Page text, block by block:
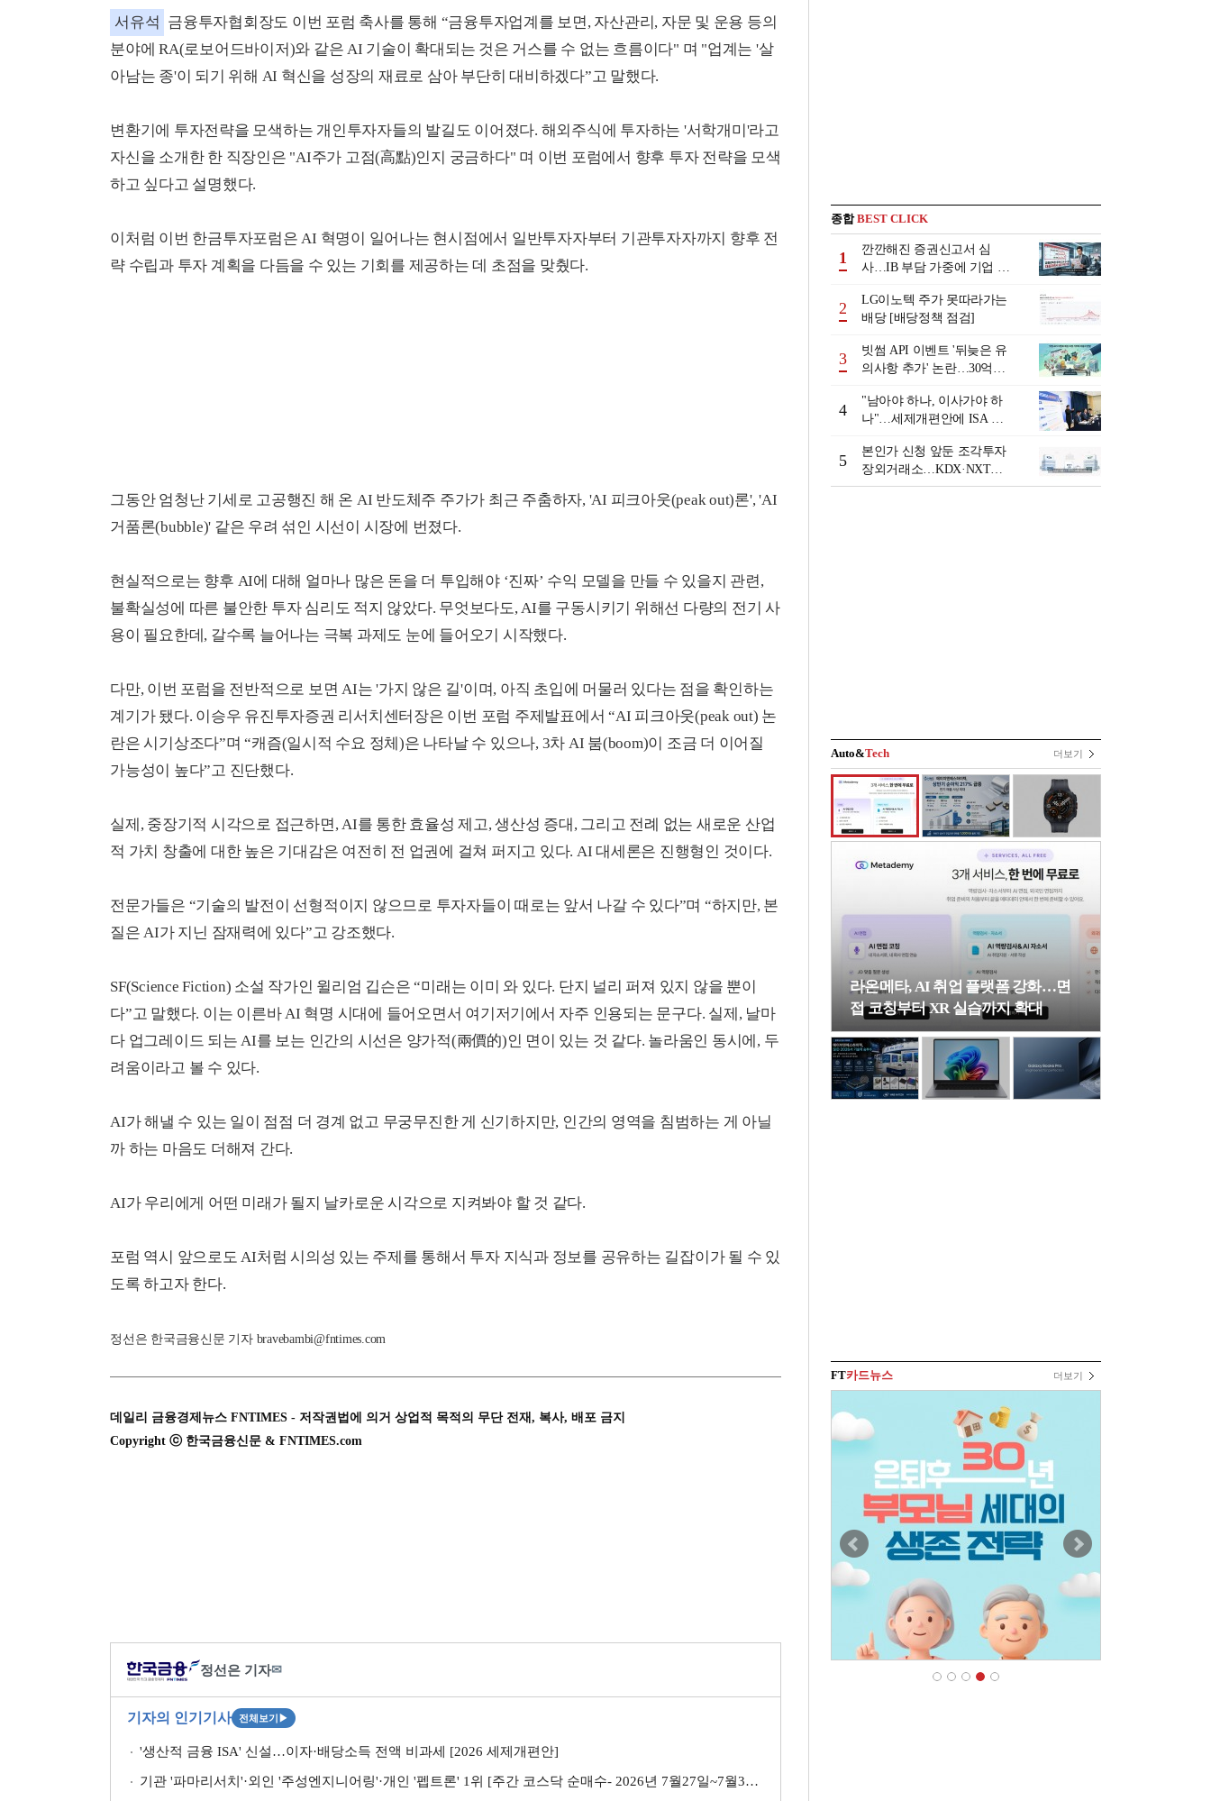
서유석 금융투자협회장도 이번 포럼 축사를 통해 “금융투자업계를 보면, 자산관리, 자문 및 운용 등의
분야에 RA(로보어드바이저)와 같은 AI 기술이 확대되는 것은 거스를 수 없는 흐름이다" 며 "업계는 '살
아남는 종'이 되기 위해 AI 혁신을 성장의 재료로 삼아 부단히 대비하겠다”고 말했다.
변환기에 투자전략을 모색하는 개인투자자들의 발길도 이어졌다. 해외주식에 투자하는 '서학개미'라고
자신을 소개한 한 직장인은 "AI주가 고점(高點)인지 궁금하다" 며 이번 포럼에서 향후 투자 전략을 모색
하고 싶다고 설명했다.
이처럼 이번 한금투자포럼은 AI 혁명이 일어나는 현시점에서 일반투자자부터 기관투자자까지 향후 전
략 수립과 투자 계획을 다듬을 수 있는 기회를 제공하는 데 초점을 맞췄다.
그동안 엄청난 기세로 고공행진 해 온 AI 반도체주 주가가 최근 주춤하자, 'AI 피크아웃(peak out)론', 'AI
거품론(bubble)' 같은 우려 섞인 시선이 시장에 번졌다.
현실적으로는 향후 AI에 대해 얼마나 많은 돈을 더 투입해야 ‘진짜’ 수익 모델을 만들 수 있을지 관련,
불확실성에 따른 불안한 투자 심리도 적지 않았다. 무엇보다도, AI를 구동시키기 위해선 다량의 전기 사
용이 필요한데, 갈수록 늘어나는 극복 과제도 눈에 들어오기 시작했다.
다만, 이번 포럼을 전반적으로 보면 AI는 '가지 않은 길'이며, 아직 초입에 머물러 있다는 점을 확인하는
계기가 됐다. 이승우 유진투자증권 리서치센터장은 이번 포럼 주제발표에서 “AI 피크아웃(peak out) 논
란은 시기상조다”며 “캐즘(일시적 수요 정체)은 나타날 수 있으나, 3차 AI 붐(boom)이 조금 더 이어질
가능성이 높다”고 진단했다.
실제, 중장기적 시각으로 접근하면, AI를 통한 효율성 제고, 생산성 증대, 그리고 전례 없는 새로운 산업
적 가치 창출에 대한 높은 기대감은 여전히 전 업권에 걸쳐 퍼지고 있다. AI 대세론은 진행형인 것이다.
전문가들은 “기술의 발전이 선형적이지 않으므로 투자자들이 때로는 앞서 나갈 수 있다”며 “하지만, 본
질은 AI가 지닌 잠재력에 있다”고 강조했다.
SF(Science Fiction) 소설 작가인 윌리엄 깁슨은 “미래는 이미 와 있다. 단지 널리 퍼져 있지 않을 뿐이
다”고 말했다. 이는 이른바 AI 혁명 시대에 들어오면서 여기저기에서 자주 인용되는 문구다. 실제, 날마
다 업그레이드 되는 AI를 보는 인간의 시선은 양가적(兩價的)인 면이 있는 것 같다. 놀라움인 동시에, 두
려움이라고 볼 수 있다.
AI가 해낼 수 있는 일이 점점 더 경계 없고 무궁무진한 게 신기하지만, 인간의 영역을 침범하는 게 아닐
까 하는 마음도 더해져 간다.
AI가 우리에게 어떤 미래가 될지 날카로운 시각으로 지켜봐야 할 것 같다.
포럼 역시 앞으로도 AI처럼 시의성 있는 주제를 통해서 투자 지식과 정보를 공유하는 길잡이가 될 수 있
도록 하고자 한다.
정선은 한국금융신문 기자 bravebambi@fntimes.com
데일리 금융경제뉴스 FNTIMES - 저작권법에 의거 상업적 목적의 무단 전재, 복사, 배포 금지
Copyright ⓒ 한국금융신문 & FNTIMES.com
정선은 기자✉
기자의 인기기사 전체보기 ▶
'생산적 금융 ISA' 신설…이자·배당소득 전액 비과세 [2026 세제개편안]
기관 '파마리서치'·외인 '주성엔지니어링'·개인 '펩트론' 1위 [주간 코스닥 순매수- 2026년 7월27일~7월31일]
종합BEST CLICK
1
깐깐해진 증권신고서 심
사…IB 부담 가중에 기업 자
2
LG이노텍 주가 못따라가는
배당 [배당정책 점검]
3
빗썸 API 이벤트 '뒤늦은 유
의사항 추가' 논란…30억원
발
4
"남아야 하나, 이사가야 하
나"…세제개편안에 ISA 투
5
본인가 신청 앞둔 조각투자
장외거래소…KDX·NXT컨
소 막판 점검 ‘분주’
Auto&Tech 더보기
라온메타, AI 취업 플랫폼 강화…면
접 코칭부터 XR 실습까지 확대
FT카드뉴스 더보기